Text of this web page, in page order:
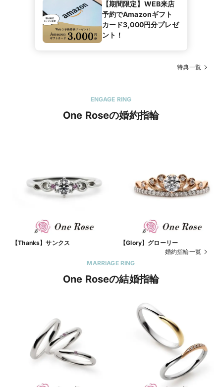
【期間限定】WEB来店
予約でAmazonギフト
カード3,000円分プレゼ
ント！
特典一覧
ENGAGE RING
One Roseの婚約指輪
【Thanks】サンクス
【Glory】グローリー
婚約指輪一覧
MARRIAGE RING
One Roseの結婚指輪